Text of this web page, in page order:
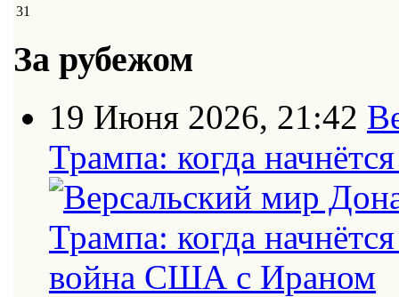
31
За рубежом
19 Июня 2026, 21:42
Трампа: когда